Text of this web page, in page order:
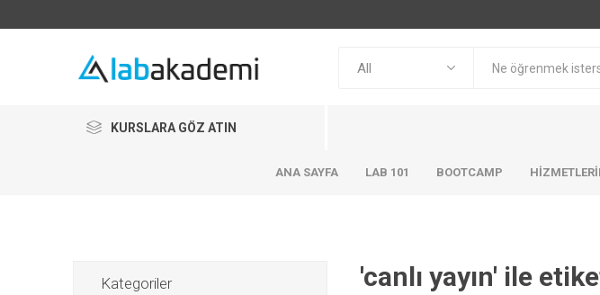
KURSLARA GÖZ ATIN
ANA SAYFA LAB 101 BOOTCAMP
'canlı yayın' ile
Kategoriler